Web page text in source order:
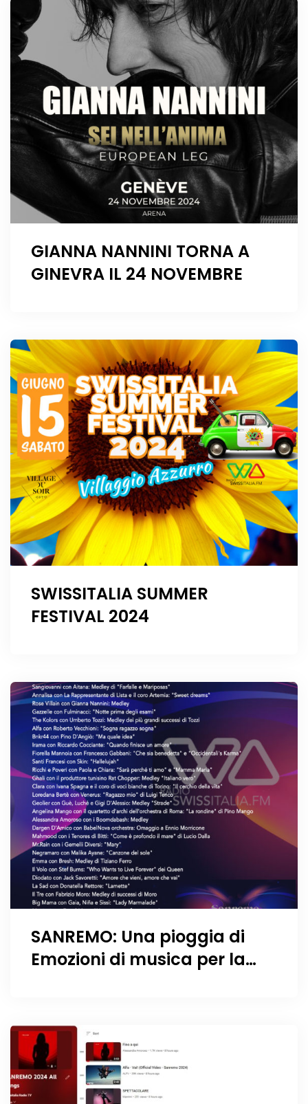
GIANNA NANNINI TORNA A
GINEVRA IL 24 NOVEMBRE
SWISSITALIA SUMMER
FESTIVAL 2024
SANREMO: Una pioggia di
Emozioni di musica per la